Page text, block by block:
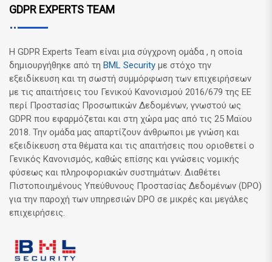
GDPR EXPERTS TEAM
Η GDPR Experts Team είναι μια σύγχρονη ομάδα , η οποία
δημιουργήθηκε από τη BML Security με στόχο την
εξειδίκευση και τη σωστή συμμόρφωση των επιχειρήσεων
με τις απαιτήσεις του Γενικού Κανονισμού 2016/679 της ΕΕ
περί Προστασίας Προσωπικών Δεδομένων, γνωστού ως
GDPR που εφαρμόζεται και στη χώρα μας από τις 25 Μαϊου
2018. Την ομάδα μας απαρτίζουν άνθρωποι με γνώση και
εξειδίκευση στα θέματα και τις απαιτήσεις που οριοθετεί ο
Γενικός Κανονισμός, καθώς επίσης και γνώσεις νομικής
φύσεως και πληροφοριακών συστημάτων. Διαθέτει
Πιστοποιημένους Υπεύθυνους Προστασίας Δεδομένων (DPO)
για την παροχή των υπηρεσιών DPO σε μικρές και μεγάλες
επιχειρήσεις.